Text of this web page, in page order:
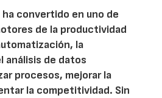
convertido en uno de
de la productividad
la
análisis de datos
procesos, mejorar la
la competitividad. Sin